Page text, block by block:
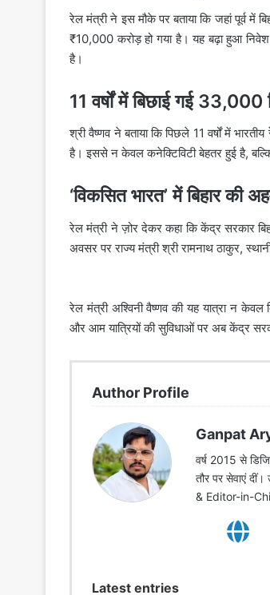
रेल मंत्री ने इस मौके पर बताया कि जहां पूर्व
₹10,000 करोड़ हो गया है। यह बढ़ा हुआ
है।
11 वर्षों में बिछाई गई 33,000
श्री वैष्णव ने बताया कि पिछले 11 वर्षों में
है। इससे न केवल कनेक्टिविटी बेहतर हुई है,
‘विकसित भारत’ में बिहार की
रेल मंत्री ने ज़ोर देकर कहा कि केंद्र सरकार
अवसर पर राज्य मंत्री श्री रामनाथ ठाकुर,
रेल मंत्री अश्विनी वैष्णव की यह यात्रा न
और आम यात्रियों की सुविधाओं पर अब केंद्र
Author Profile
Ganpat
वर्ष 2015 से
तौर पर सेवाएं
& Editor-in-
Latest entries